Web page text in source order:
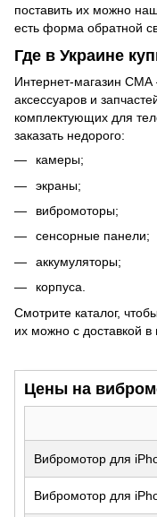
поставить их можно
есть форма обратной
Где в Украине
Интернет-магазин
аксессуаров и
комплектующих для
заказать недорого:
камеры;
экраны;
вибромоторы;
сенсорные панели;
аккумуляторы;
корпуса
Смотрите каталог,
их можно с доставкой
Цены на
Вибромотор для
Вибромотор для